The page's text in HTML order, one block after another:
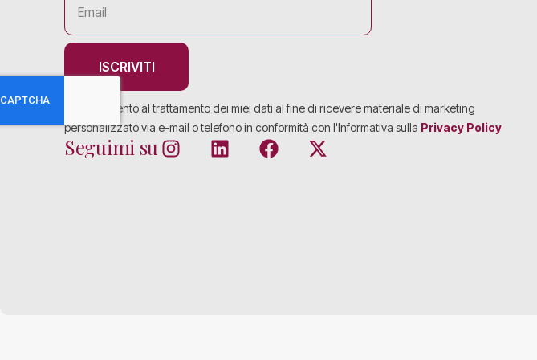
Acconsento al trattamento dei miei dati al fine di ricevere materiale di marketing
personalizzato via e-mail o telefono in conformità con l'Informativa sulla Privacy Policy
ISCRIVITI
Seguimi su